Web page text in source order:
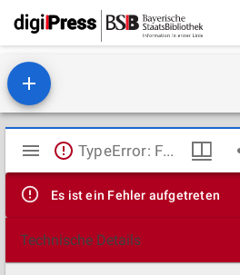
Mirador
Viewer
TypeError: Failed to fetch
Es ist ein Fehler aufgetreten
Technische Details